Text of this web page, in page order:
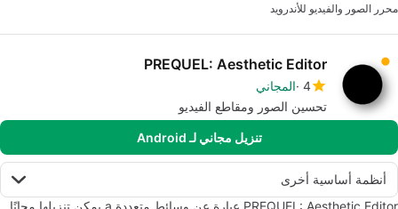
محرر الصور والفيديو للأندرويد
PREQUEL: Aesthetic Editor
4 المجاني
تحسين الصور ومقاطع الفيديو
تنزيل مجاني لـ Android
أنظمة أساسية أخرى
PREQUEL: Aesthetic Editor عبارة عن وسائط متعددة a يمكن تنزيلها مجانًا